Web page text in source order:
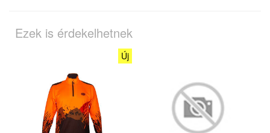
Ezek is érdekelhetnek
Új